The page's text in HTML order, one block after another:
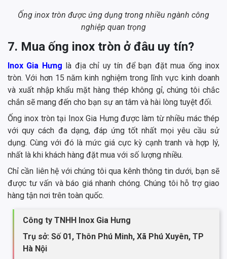
Ống inox tròn được ứng dụng trong nhiều ngành công
nghiệp quan trọng
7. Mua ống inox tròn ở đâu uy tín?
Inox Gia Hưng là địa chỉ uy tín để bạn đặt mua ống inox
tròn. Với hơn 15 năm kinh nghiệm trong lĩnh vực kinh doanh
và xuất nhập khẩu mặt hàng thép không gỉ, chúng tôi chắc
chắn sẽ mang đến cho bạn sự an tâm và hài lòng tuyệt đối.
Ống inox tròn tại Inox Gia Hưng được làm từ nhiều mác thép
với quy cách đa dạng, đáp ứng tốt nhất mọi yêu cầu sử
dụng. Cùng với đó là mức giá cực kỳ cạnh tranh và hợp lý,
nhất là khi khách hàng đặt mua với số lượng nhiều.
Chỉ cần liên hệ với chúng tôi qua kênh thông tin dưới, bạn sẽ
được tư vấn và báo giá nhanh chóng. Chúng tôi hỗ trợ giao
hàng tận nơi trên toàn quốc.
Công ty TNHH Inox Gia Hưng
Trụ sở: Số 01, Thôn Phú Minh, Xã Phú Xuyên, TP
Hà Nội